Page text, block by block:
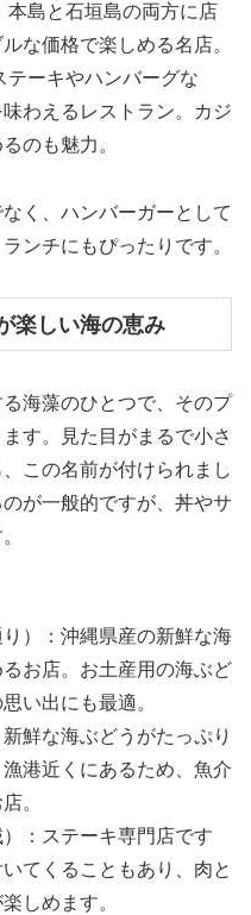
本島と石垣島の両方に店
な価格で楽しめる名店。
テーキやハンバーグな
わえるレストラン。カジ
のも魅力。
く、ハンバーガーとして
ンチにもぴったりです。
楽しい海の恵み
海藻のひとつで、そのプ
す。見た目がまるで小さ
この名前が付けられまし
が一般的ですが、丼やサ
）：沖縄県産の新鮮な海
お店。お土産用の海ぶど
い出にも最適。
鮮な海ぶどうがたっぷり
港近くにあるため、魚介
。
：ステーキ専門店です
てくることもあり、肉と
しめます。